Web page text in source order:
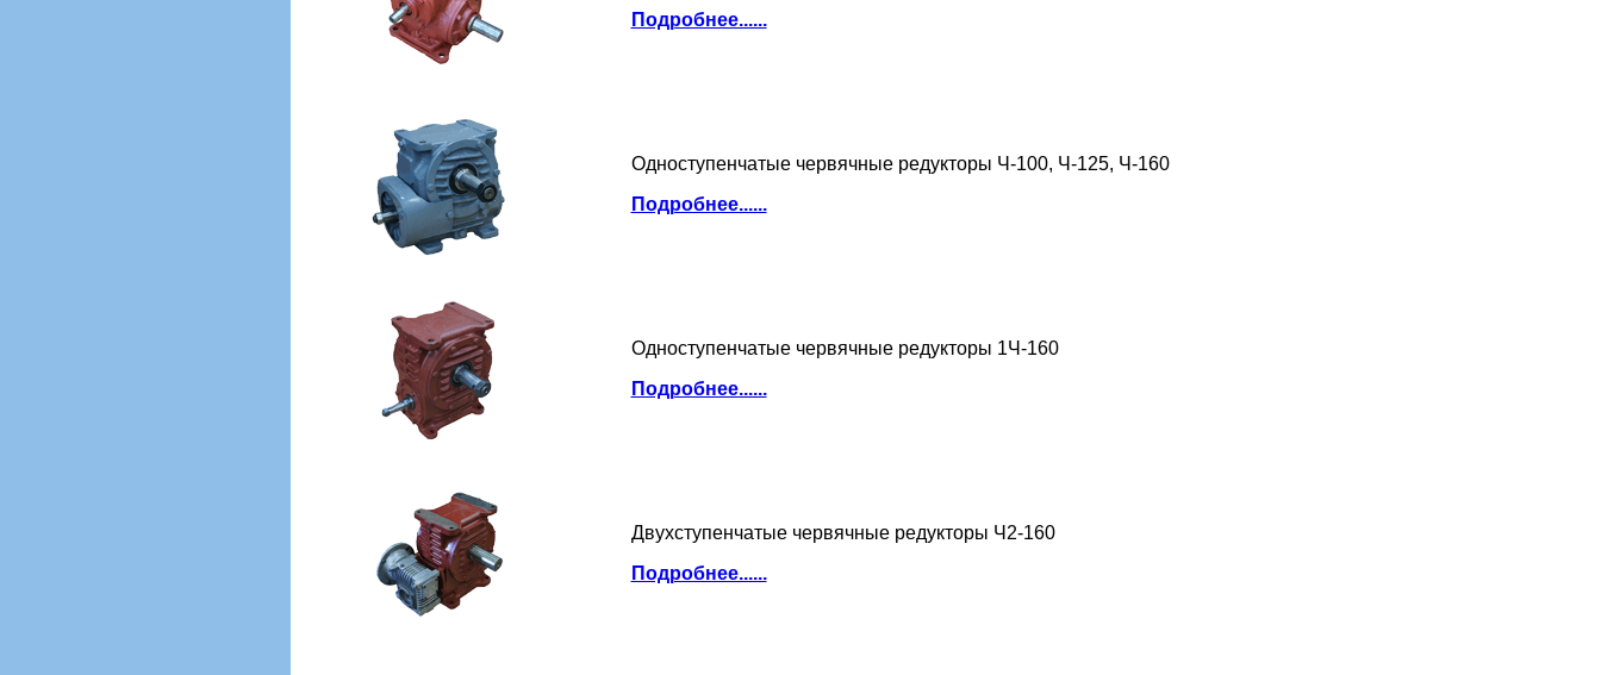
Подробнее......
Одноступенчатые червячные редукторы Ч-100, Ч-125, Ч-160
Подробнее......
Одноступенчатые червячные редукторы 1Ч-160
Подробнее......
Двухступенчатые червячные редукторы Ч2-160
Подробнее......